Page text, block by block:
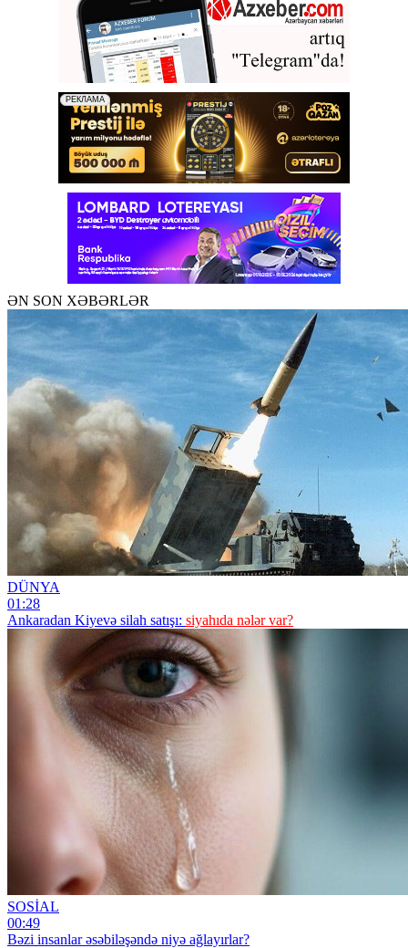
ƏN SON XƏBƏRLƏR
DÜNYA
01:28
Ankaradan Kiyevə silah satışı: siyahıda nələr var?
SOSİAL
00:49
Bəzi insanlar əsəbiləşəndə niyə ağlayırlar?